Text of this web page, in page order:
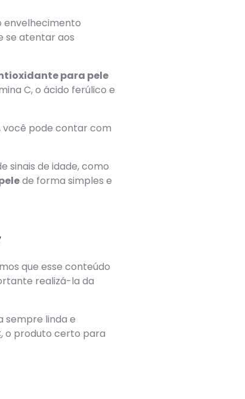
envelhecimento
se atentar aos
para pele
C, o ácido ferúlico e
você pode contar com
sinais de idade, como
de forma simples e
que esse conteúdo
realizá-la da
sempre linda e
, o produto certo para